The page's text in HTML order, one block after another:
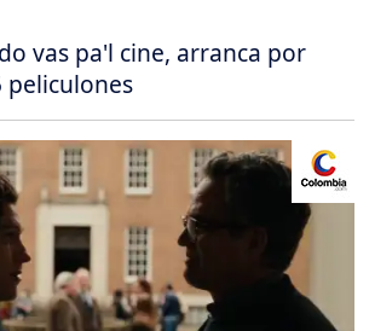
vas pa'l cine, arranca por
peliculones